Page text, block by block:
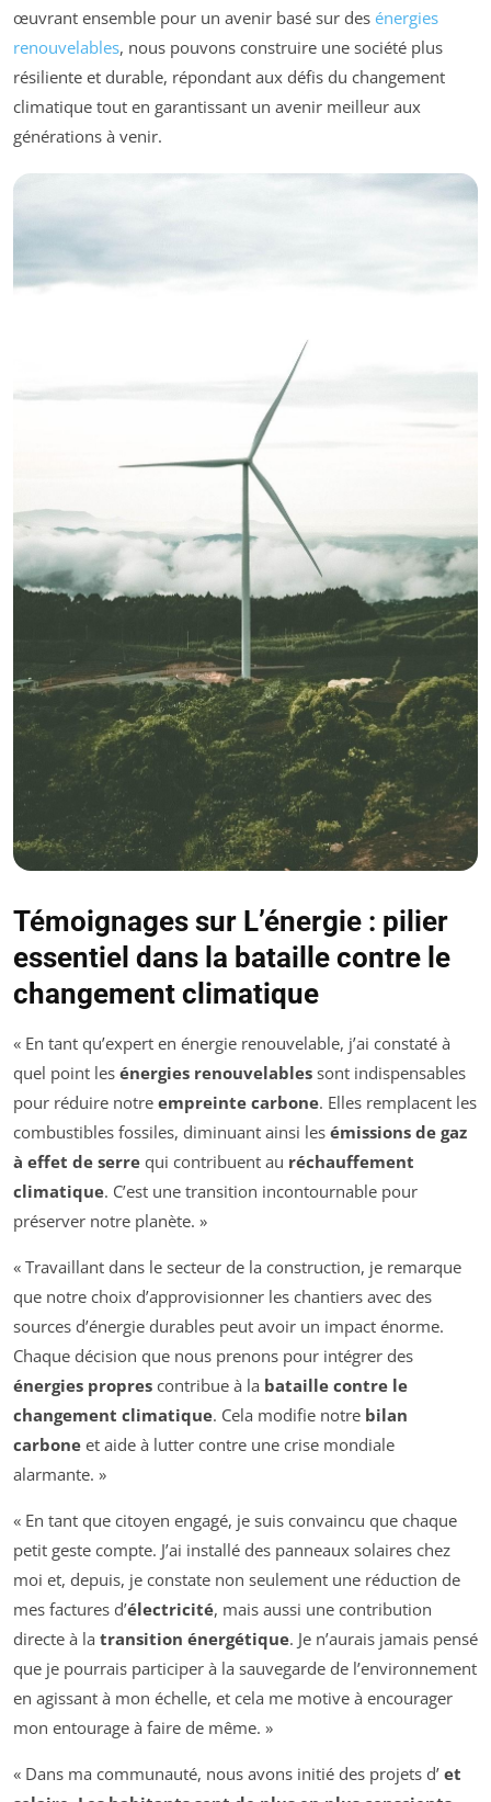
œuvrant ensemble pour un avenir basé sur des énergies
renouvelables, nous pouvons construire une société plus
résiliente et durable, répondant aux défis du changement
climatique tout en garantissant un avenir meilleur aux
générations à venir.
Témoignages sur L’énergie : pilier
essentiel dans la bataille contre le
changement climatique
« En tant qu’expert en énergie renouvelable, j’ai constaté à
quel point les énergies renouvelables sont indispensables
pour réduire notre empreinte carbone. Elles remplacent les
combustibles fossiles, diminuant ainsi les émissions de gaz
à effet de serre qui contribuent au réchauffement
climatique. C’est une transition incontournable pour
préserver notre planète. »
« Travaillant dans le secteur de la construction, je remarque
que notre choix d’approvisionner les chantiers avec des
sources d’énergie durables peut avoir un impact énorme.
Chaque décision que nous prenons pour intégrer des
énergies propres contribue à la bataille contre le
changement climatique. Cela modifie notre bilan
carbone et aide à lutter contre une crise mondiale
alarmante. »
« En tant que citoyen engagé, je suis convaincu que chaque
petit geste compte. J’ai installé des panneaux solaires chez
moi et, depuis, je constate non seulement une réduction de
mes factures d’électricité, mais aussi une contribution
directe à la transition énergétique. Je n’aurais jamais pensé
que je pourrais participer à la sauvegarde de l’environnement
en agissant à mon échelle, et cela me motive à encourager
mon entourage à faire de même. »
« Dans ma communauté, nous avons initié des projets d’ et